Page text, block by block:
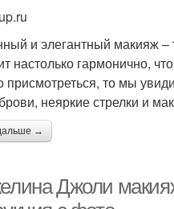
и элегантный макияж –
настолько гармонично,
присмотреться, то мы
неяркие стрелки и
→
Джоли